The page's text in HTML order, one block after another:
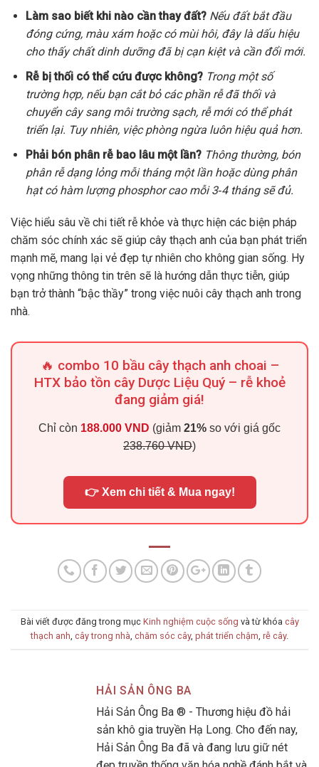
Làm sao biết khi nào cần thay đất? Nếu đất bắt đầu
đóng cứng, màu xám hoặc có mùi hôi, đây là dấu hiệu
cho thấy chất dinh dưỡng đã bị cạn kiệt và cần đổi mới.
Rễ bị thối có thể cứu được không? Trong một số
trường hợp, nếu bạn cắt bỏ các phần rễ đã thối và
chuyển cây sang môi trường sạch, rễ mới có thể phát
triển lại. Tuy nhiên, việc phòng ngừa luôn hiệu quả hơn.
Phải bón phân rễ bao lâu một lần? Thông thường, bón
phân rễ dạng lỏng mỗi tháng một lần hoặc dùng phân
hạt có hàm lượng phosphor cao mỗi 3‑4 tháng sẽ đủ.
Việc hiểu sâu về chi tiết rễ khỏe và thực hiện các biện pháp
chăm sóc chính xác sẽ giúp cây thạch anh của bạn phát triển
mạnh mẽ, mang lại vẻ đẹp tự nhiên cho không gian sống. Hy
vọng những thông tin trên sẽ là hướng dẫn thực tiễn, giúp
bạn trở thành “bậc thầy” trong việc nuôi cây thạch anh trong
nhà.
🔥 combo 10 bầu cây thạch anh choai –
HTX bảo tồn cây Dược Liệu Quý – rễ khoẻ
đang giảm giá!
Chỉ còn 188.000 VND (giảm 21% so với giá gốc
238.760 VND)
👉 Xem chi tiết & Mua ngay!
Bài viết được đăng trong mục Kinh nghiệm cuộc sống và từ khóa cây
thạch anh cây trong nhà chăm sóc cây, phát triển chậm rễ cây.
HẢI SẢN ÔNG BA
Hải Sản Ông Ba ® - Thương hiệu đồ hải
sản khô gia truyền Hạ Long. Cho đến nay,
Hải Sản Ông Ba đã và đang lưu giữ nét